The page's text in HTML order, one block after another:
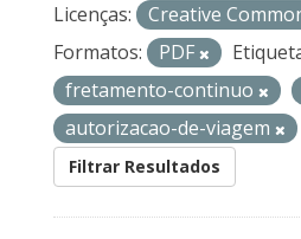
Licenças:
Creative
Formatos:
PDF
fretamento-continuo
autorizacao-de-viagem
Filtrar Resultados